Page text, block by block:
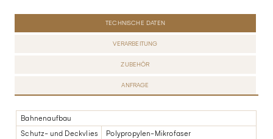
TECHNISCHE DATEN
VERARBEITUNG
ZUBEHÖR
ANFRAGE
Bahnenaufbau
Schutz- und Deckvlies
Polypropylen-Mikrofaser